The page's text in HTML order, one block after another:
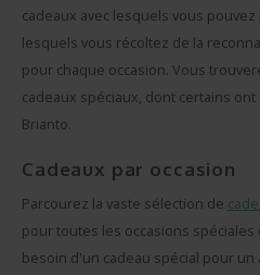
cadeaux avec lesquels vous
lesquels vous récoltez de la
pour chaque occasion. Vous
cadeaux spéciaux, dont certains
Brianto.
Cadeaux par occasion
Parcourez la vaste sélection de
pour toutes les occasions spéciales
besoin d'un cadeau spécial pour